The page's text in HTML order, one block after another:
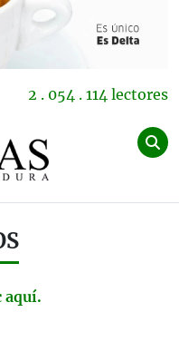
2 . 054 . 114 lectores
aquí.